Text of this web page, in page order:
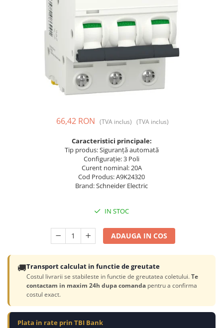
Prize și fișe industriale
Suporturi de fixare
Variator de tensiune
66,42 RON (TVA inclus) (TVA inclus)
Caracteristici principale:
Tip produs: Siguranță automată
Configurație: 3 Poli
Curent nominal: 20A
Cod Produs: A9K24320
Brand: Schneider Electric
IN STOC
ADAUGA IN COS
🚚Transport calculat in functie de greutate
Costul livrarii se stabileste in functie de greutatea coletului.Te
contactam in maxim 24h dupa comanda pentru a confirma
costul exact.
Plata in rate prin TBI Bank